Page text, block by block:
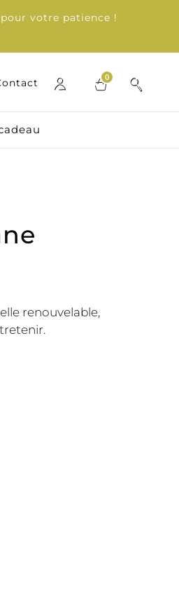
votre patience !
0
0
renouvelable,